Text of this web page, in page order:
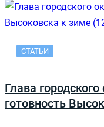
СТАТЬИ
Глава
готовность